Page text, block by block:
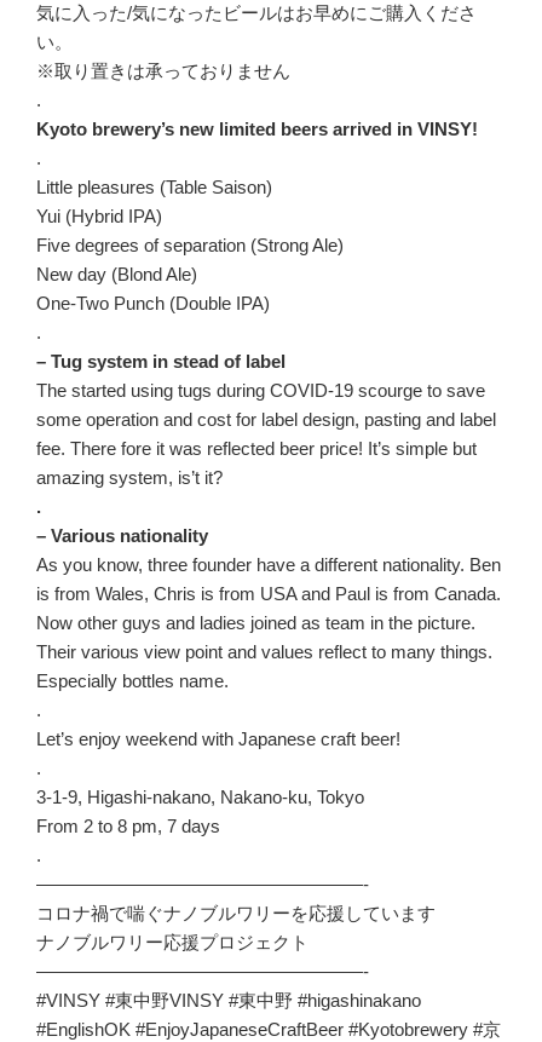
気に入った/気になったビールはお早めにご購入くださ
い。
※取り置きは承っておりません
.
Kyoto brewery’s new limited beers arrived in VINSY!
.
Little pleasures (Table Saison)
Yui (Hybrid IPA)
Five degrees of separation (Strong Ale)
New day (Blond Ale)
One-Two Punch (Double IPA)
.
– Tug system in stead of label
The started using tugs during COVID-19 scourge to save
some operation and cost for label design, pasting and label
fee. There fore it was reflected beer price! It’s simple but
amazing system, is’t it?
.
– Various nationality
As you know, three founder have a different nationality. Ben
is from Wales, Chris is from USA and Paul is from Canada.
Now other guys and ladies joined as team in the picture.
Their various view point and values reflect to many things.
Especially bottles name.
.
Let’s enjoy weekend with Japanese craft beer!
.
3-1-9, Higashi-nakano, Nakano-ku, Tokyo
From 2 to 8 pm, 7 days
.
——————————————————-
コロナ禍で喘ぐナノブルワリーを応援しています
ナノブルワリー応援プロジェクト
——————————————————-
#VINSY #東中野VINSY #東中野 #higashinakano
#EnglishOK #EnjoyJapaneseCraftBeer #Kyotobrewery #京